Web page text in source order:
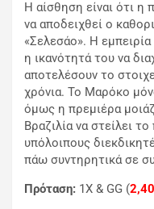
Η αίσθηση είναι ότι η
να αποδειχθεί ο
«Σελεσάο». Η
η ικανότητά του να
αποτελέσουν το
χρόνια. Το Μαρόκο
όμως η πρεμιέρα
Βραζιλία να στείλει
υπόλοιπους
πάω συντηρητικά σε
Πρόταση: 1Χ & GG (2,40